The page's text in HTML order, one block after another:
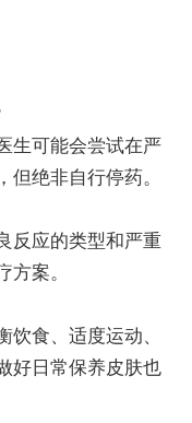
生可能会尝试在严
绝非自行停药。
反应的类型和严重
案。
食、适度运动、
好日常保养皮肤也